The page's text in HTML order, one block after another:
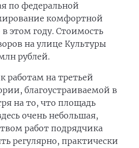
по федеральной
комфортной
этом году. Стоимость
на улице Культуры
рублей.
работам на третьей
благоустраиваемой в
на то, что площадь
очень небольшая,
работ подрядчика
регулярно, практически